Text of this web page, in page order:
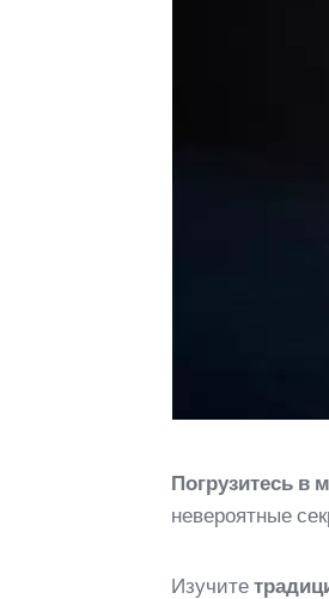
Погрузитесь в
невероятные
Изучите